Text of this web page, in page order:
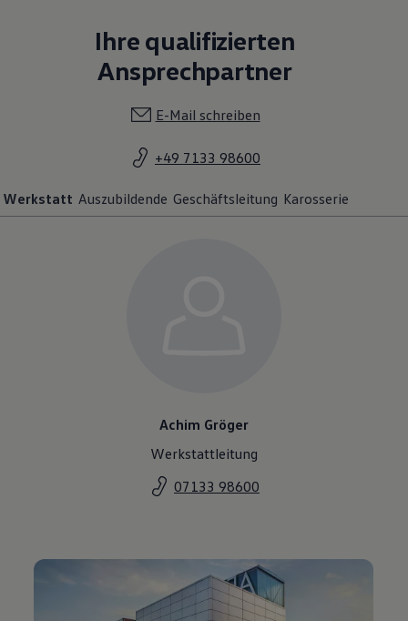
Ihre qualifizierten
Ansprechpartner
E-Mail schreiben
+49 7133 98600
Werkstatt Auszubildende Geschäftsleitung Karosserie
Achim Gröger
Werkstattleitung
07133 98600